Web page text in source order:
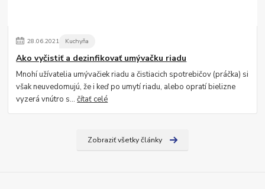
28.06.2021 Kuchyňa
Ako vyčistiť a dezinfikovať umývačku riadu
Mnohí užívatelia umývačiek riadu a čistiacich spotrebičov (práčka) si
však neuvedomujú, že i keď po umytí riadu, alebo opratí bielizne
vyzerá vnútro s...čítať celé
Zobraziť všetky články